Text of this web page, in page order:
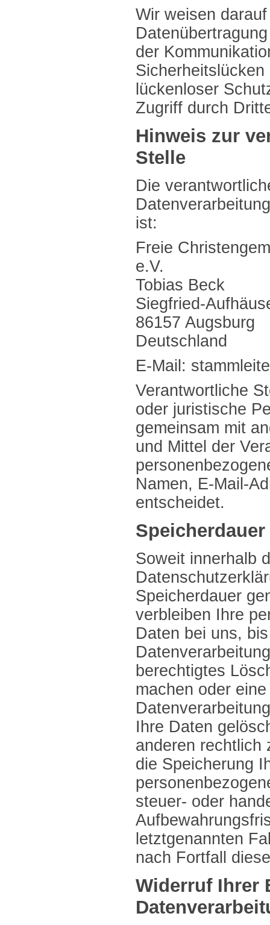
Wir weisen
der
lückenloser
Zugriff durch
Hinweis zur
Stelle
Die
ist:
Freie
e.V.
Tobias Beck
Siegfried-
86157 Augsburg
Deutschland
E-Mail:
Verantwortliche
oder juristische
gemeinsam mit
und Mittel der
Namen, E-Mail-
entscheidet.
Speicherdauer
Soweit innerhalb
Speicherdauer
verbleiben Ihre
Daten bei uns,
berechtigtes
machen oder
Ihre Daten
anderen
die Speicherung
steuer- oder
letztgenannten
nach Fortfall
Widerruf Ihrer